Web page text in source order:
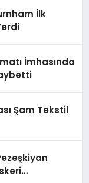
İlk
İmhasında
Şam Tekstil